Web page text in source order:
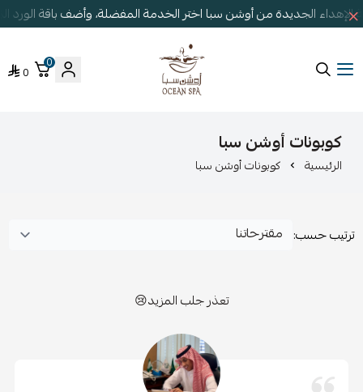
الجديدة من أوشن سبا اختر الخدمة المفضلة، وأضف باقة
أوشن سبا
0
0
كوبونات أوشن سبا
الرئيسية كوبونات أوشن سبا
ترتيب حسب:
تعذر جلب المزيد😢